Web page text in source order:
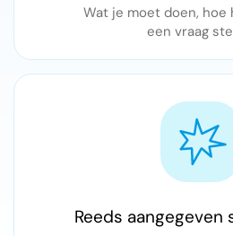
Wat je moet doen, hoe
een vraag
Reeds aangegeven